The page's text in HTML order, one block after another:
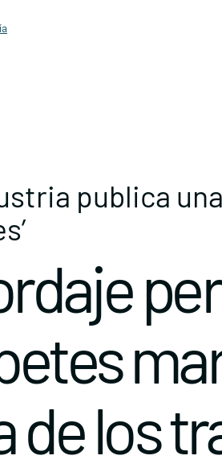
publica
de los